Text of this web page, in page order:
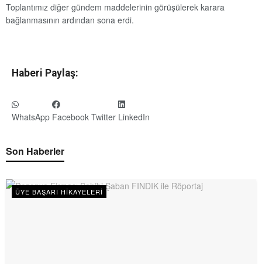
Toplantımız diğer gündem maddelerinin görüşülerek karara
bağlanmasının ardından sona erdi.
Haberi Paylaş:
WhatsApp Facebook Twitter LinkedIn
Son Haberler
ÜYE BAŞARI HIKAYELERI